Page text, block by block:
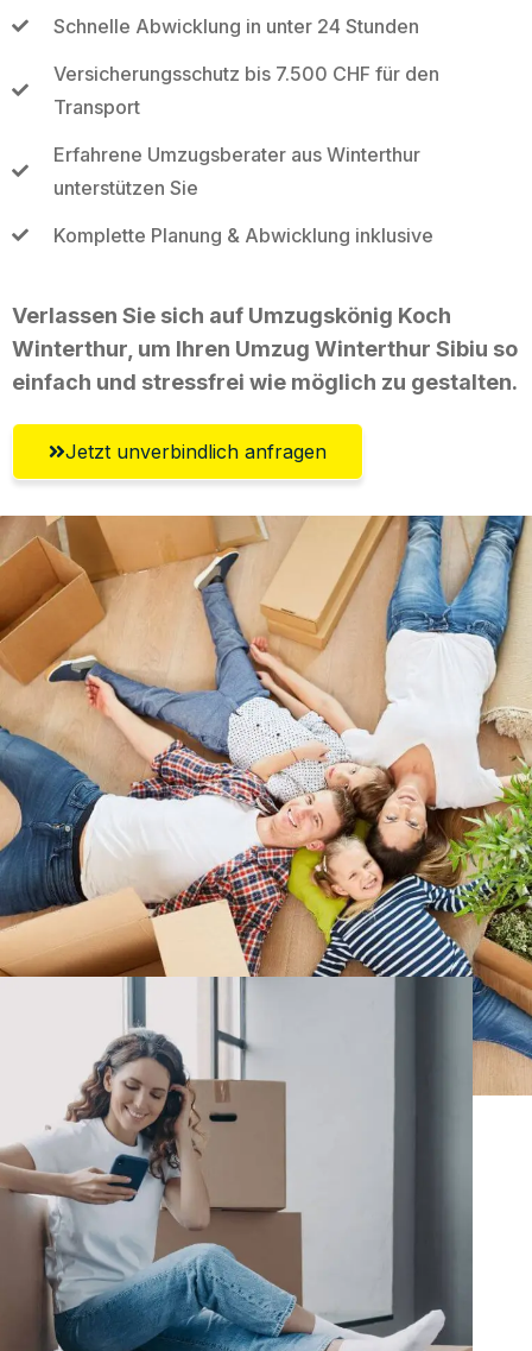
Schnelle Abwicklung in unter 24 Stunden
Versicherungsschutz bis 7.500 CHF für den
Transport
Erfahrene Umzugsberater aus Winterthur
unterstützen Sie
Komplette Planung & Abwicklung inklusive
Verlassen Sie sich auf Umzugskönig Koch
Winterthur, um Ihren Umzug Winterthur Sibiu so
einfach und stressfrei wie möglich zu gestalten.
Jetzt unverbindlich anfragen